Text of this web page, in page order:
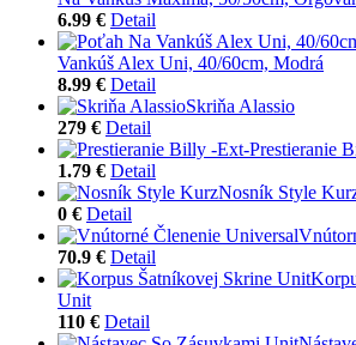
6.99 € Detail
Vankúš Alex Uni, 40/60cm, Modrá
8.99 € Detail
Skriňa Alassio
279 € Detail
Prestieranie
1.79 € Detail
Nosník Style
0 € Detail
70.9 € Detail
Unit
110 € Detail